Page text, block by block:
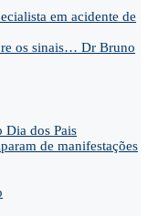
em acidente de
os sinais… Dr Bruno
Dia dos Pais
de manifestações